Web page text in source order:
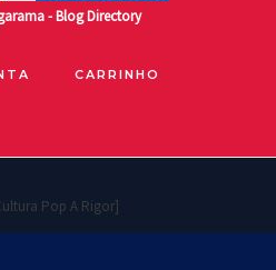
- Blog Directory
CARRINHO
Pop A Rigor]